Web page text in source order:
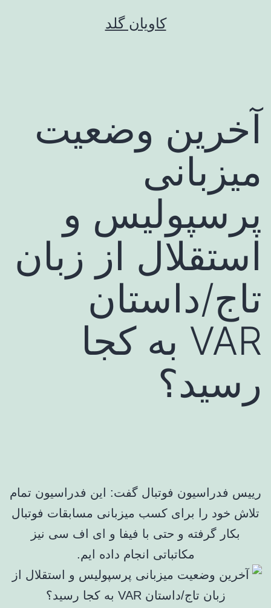
کاویان گلد
آخرین وضعیت
میزبانی
پرسپولیس و
استقلال از زبان
تاج/داستان
VAR به کجا
رسید؟
رییس فدراسیون فوتبال گفت: این فدراسیون تمام
تلاش خود را برای کسب میزبانی مسابقات فوتبال
بکار گرفته و حتی با فیفا و ای اف سی نیز
مکاتباتی انجام داده ایم.